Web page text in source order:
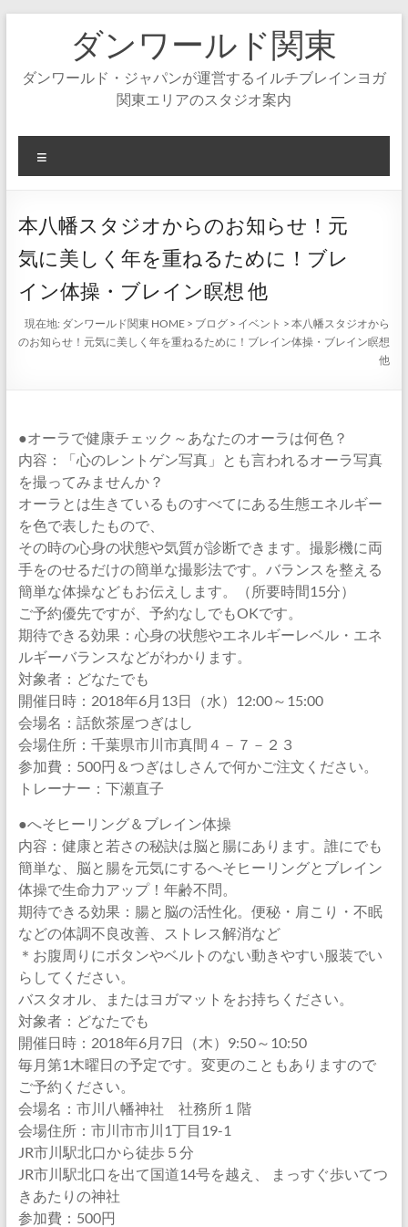
ダンワールド関東
ダンワールド・ジャパンが運営するイルチブレインヨガ
関東エリアのスタジオ案内
ニ
ー
本八幡スタジオからのお知らせ！元
気に美しく年を重ねるために！ブレ
イン体操・ブレイン瞑想 他
現在地: ダンワールド関東 HOME > ブログ > イベント >本八幡スタジオから
のお知らせ！元気に美しく年を重ねるために！ブレイン体操・ブレイン瞑想
他
●オーラで健康チェック～あなたのオーラは何色？
内容：「心のレントゲン写真」とも言われるオーラ写真
を撮ってみませんか？
オーラとは生きているものすべてにある生態エネルギー
を色で表したもので、
その時の心身の状態や気質が診断できます。撮影機に両
手をのせるだけの簡単な撮影法です。バランスを整える
簡単な体操などもお伝えします。（所要時間15分）
ご予約優先ですが、予約なしでもOKです。
期待できる効果：心身の状態やエネルギーレベル・エネ
ルギーバランスなどがわかります。
対象者：どなたでも
開催日時：2018年6月13日（水）12:00～15:00
会場名：話飲茶屋つぎはし
会場住所：千葉県市川市真間４－７－２３
参加費：500円＆つぎはしさんで何かご注文ください。
トレーナー：下瀬直子
●へそヒーリング＆ブレイン体操
内容：健康と若さの秘訣は脳と腸にあります。誰にでも
簡単な、脳と腸を元気にするへそヒーリングとブレイン
体操で生命力アップ！年齢不問。
期待できる効果：腸と脳の活性化。便秘・肩こり・不眠
などの体調不良改善、ストレス解消など
＊お腹周りにボタンやベルトのない動きやすい服装でい
らしてください。
バスタオル、またはヨガマットをお持ちください。
対象者：どなたでも
開催日時：2018年6月7日（木）9:50～10:50
毎月第1木曜日の予定です。変更のこともありますので
ご予約ください。
会場名：市川八幡神社 社務所１階
会場住所：市川市市川1丁目19-1
JR市川駅北口から徒歩５分
JR市川駅北口を出て国道14号を越え、 まっすぐ歩いてつ
きあたりの神社
参加費：500円